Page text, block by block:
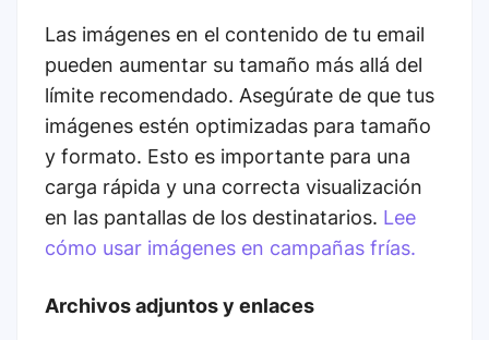
Las imágenes en el contenido de tu email
pueden aumentar su tamaño más allá del
límite recomendado. Asegúrate de que tus
imágenes estén optimizadas para tamaño
y formato. Esto es importante para una
carga rápida y una correcta visualización
en las pantallas de los destinatarios. Lee
cómo usar imágenes en campañas frías.
Archivos adjuntos y enlaces